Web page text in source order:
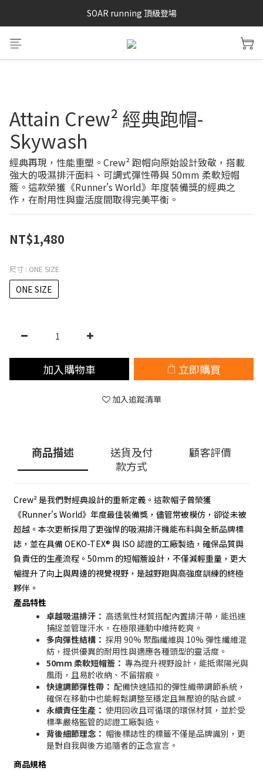
SAYSKY 26'春夏兩件85折
SOAR running 頂級登場
加入LINE好友 再領100購物金 點我加入
Attain Crew² 經典跑帽-
Skywash
經典再現，性能重塑。Crew² 跑帽向原始設計致敬，搭載
強大的吸濕排汗面料、可調式彈性帶與 50mm 柔軟短帽
簷。這款榮獲《Runner's World》年度裝備獎的經典之
作，在耐用性與靈活度間取得完美平衡。
NT$1,480
尺寸 : ONE SIZE
ONE SIZE
加入購物車 立即購買
加入追蹤清單
商品描述
送貨及付
款方式
顧客評價
Crew² 是我們對經典設計的重新定義。這款帽子曾榮獲
《Runner's World》年度最佳裝備獎，儘管常被模仿，卻從未被
超越。本次更新採用了更強悍的吸濕排汗機能布料與全新品牌標
誌，並在具備 OEKO-TEX® 與 ISO 認證的工廠製造，確保品質與
負責任的生產流程。50mm 的短帽簷設計，不僅減輕重量，更大
幅提升了向上與周邊的視覺視野，是越野跑與高強度訓練的終極
夥伴。
產品特性
卓越吸濕排汗： 高透氣性材質搭配內置排汗帶，能迅速
捕捉並管理汗水，在極限運動中維持乾爽。
多向彈性結構： 採用 90% 聚酯纖維與 10% 彈性纖維混
紡，提供優異的耐用性與適應各種頭型的靈活度。
50mm 柔軟短帽簷： 專為提升視野設計，能抵禦陽光與
風雨，且易於收納、不留摺痕。
快速調節彈性帶： 配備快速插扣的彈性織帶調節系統，
確保在移動中也能輕鬆調整至穩定且無壓迫的貼合感。
永續責任生產： 使用回收且可循環的環保材質，並於受
標準嚴格監管的認證工廠製造。
背後細節理念： 帽後標誌性的標籤不僅是品牌識別，更
是對自我與後方追隨者的正念宣言。
商品規格